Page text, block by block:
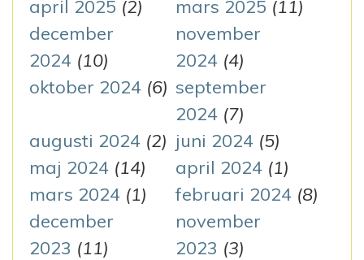
april 2025 (2) mars 2025 (11)
december
2024 (10)
november
2024 (4)
oktober 2024 (6) september
2024 (7)
augusti 2024 (2) juni 2024 (5)
maj 2024 (14) april 2024 (1)
mars 2024 (1) februari 2024 (8)
december
2023 (11)
november
2023 (3)